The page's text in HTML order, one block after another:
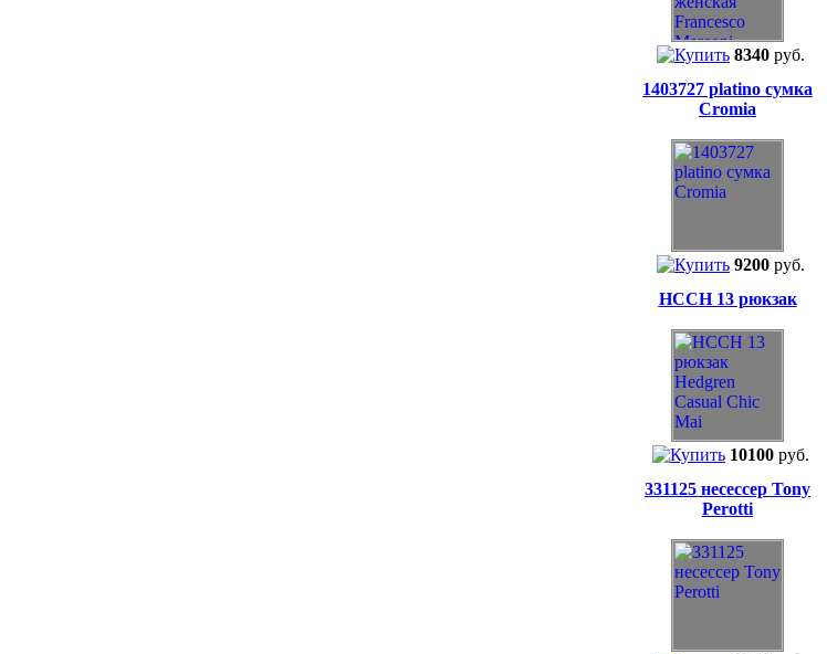
8340 руб.
1403727 platino сумка
Cromia
9200 руб.
HCCH 13 рюкзак
10100 руб.
331125 несессер Tony
Perotti